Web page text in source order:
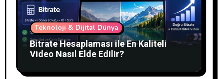
Teknoloji & Dijital Dünya
Bitrate Hesaplaması ile En Kaliteli
Video Nasıl Elde Edilir?